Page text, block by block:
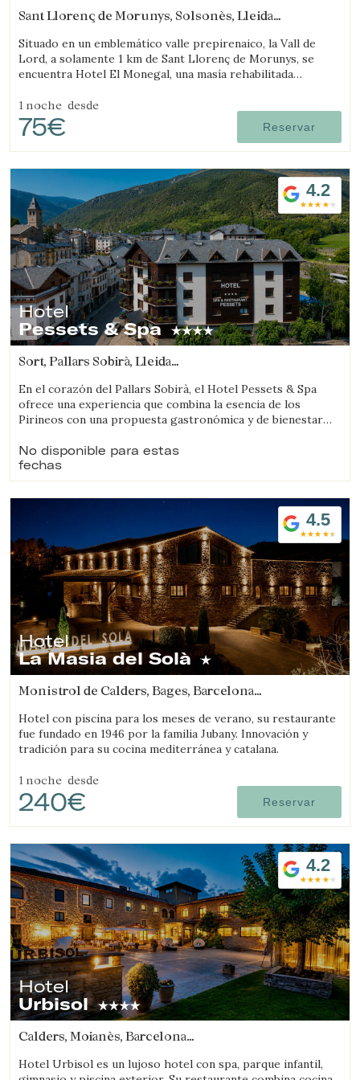
Sant Llorenç de Morunys, Solsonès, Lleida
Situado en un emblemático valle prepirenaico, la Vall de
Lord, a solamente 1 km de Sant Llorenç de Morunys, se
encuentra Hotel El Monegal, una masía rehabilitada
1 noche desde
75€ Reservar
4.2
Hotel
Pessets & Spa
Sort, Pallars Sobirà, Lleida
En el corazón del Pallars Sobirà, el Hotel Pessets & Spa
ofrece una experiencia que combina la esencia de los
Pirineos con una propuesta gastronómica y de bienestar
estaciones. Situado en Sort, rodeado de montañas y
naturaleza, es un destino ideal tanto para los amantes de las
actividades al aire libre como para quienes buscan
desconexión, autenticidad y buena mesa.
No disponible para estas
fechas
4.5
Hotel
La Masia del Solà
Monistrol de Calders, Bages, Barcelona
Hotel con piscina para los meses de verano, su restaurante
fue fundado en 1946 por la familia Jubany. Innovación y
tradición para su cocina mediterránea y catalana.
1 noche desde
240€ Reservar
4.2
Hotel
Urbisol
Calders, Moianès, Barcelona
Hotel Urbisol es un lujoso hotel con spa, parque infantil,